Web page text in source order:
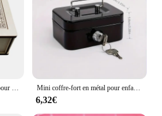
Tirelire en bois faite à la main pour enfants et adultes, tirelire décorative réutilisable avec cible et chiffres Mini coffre-fort en métal pour enfants, tirelire, coffre-fort, caisse de sécurité, robuste, portable, collection de pièces de monnaie
6,32€